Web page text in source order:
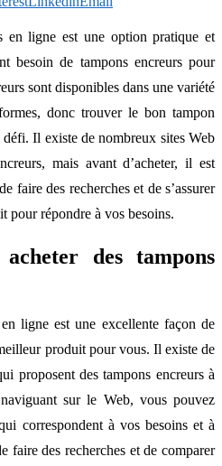
en ligne est une option pratique et
besoin de tampons encreurs pour
sont disponibles dans une variété
donc trouver le bon tampon
Il existe de nombreux sites Web
mais avant d’acheter, il est
faire des recherches et de s’assurer
pour répondre à vos besoins.
des tampons
ligne est une excellente façon de
produit pour vous. Il existe de
proposent des tampons encreurs à
sur le Web, vous pouvez
correspondent à vos besoins et à
faire des recherches et de comparer